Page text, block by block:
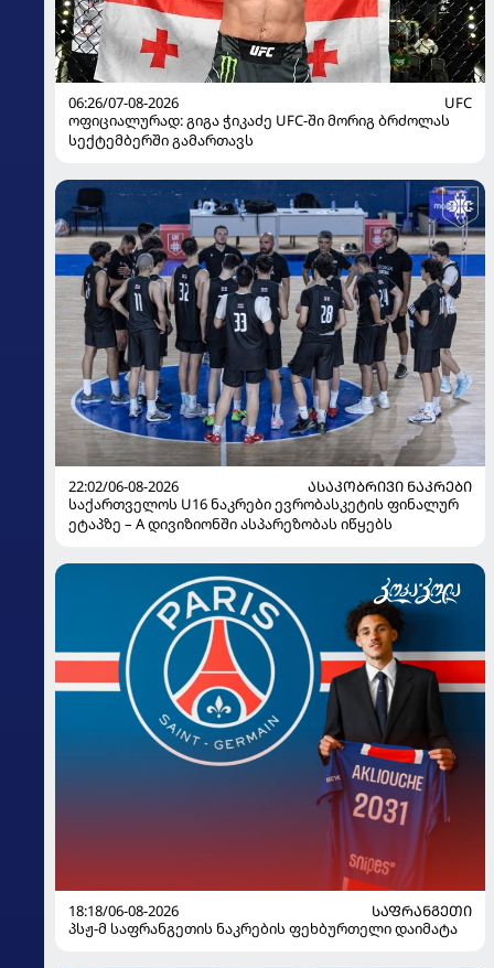
06:26/07-08-2026
UFC
ოფიციალურად: გიგა ჭიკაძე UFC-ში მორიგ ბრძოლას
სექტემბერში გამართავს
22:02/06-08-2026
ᲐᲡᲐᲙᲝᲑᲠᲘᲕᲘ ᲜᲐᲙᲠᲔᲑᲘ
საქართველოს U16 ნაკრები ევრობასკეტის ფინალურ
ეტაპზე – A დივიზიონში ასპარეზობას იწყებს
18:18/06-08-2026
ᲡᲐᲤᲠᲐᲜᲒᲔᲗᲘ
პსჟ-მ საფრანგეთის ნაკრების ფეხბურთელი დაიმატა